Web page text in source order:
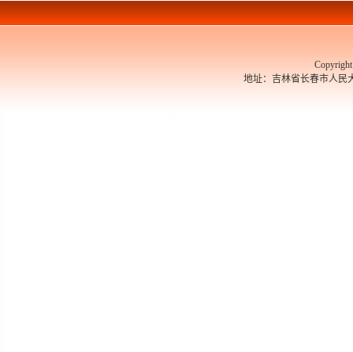
Copyright 东
地址：吉林省长春市人民